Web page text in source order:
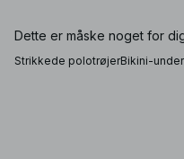
Dette er måske noget for
Strikkede polotrøjerBikini-